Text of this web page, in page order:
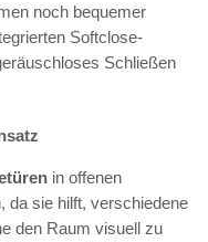
noch bequemer
Softclose-
Schließen
in offenen
da sie hilft, verschiedene
den Raum visuell zu